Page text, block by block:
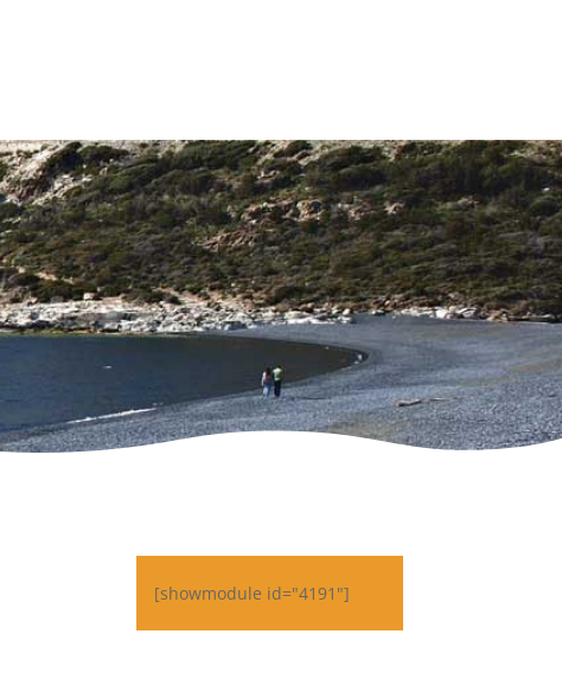
[showmodule id="4191"]